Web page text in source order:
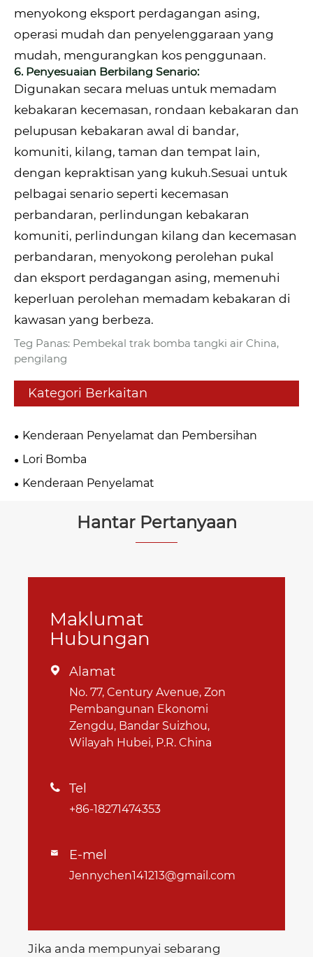
menyokong eksport perdagangan asing,
operasi mudah dan penyelenggaraan yang
mudah, mengurangkan kos penggunaan.
6. Penyesuaian Berbilang Senario:
Digunakan secara meluas untuk memadam
kebakaran kecemasan, rondaan kebakaran dan
pelupusan kebakaran awal di bandar,
komuniti, kilang, taman dan tempat lain,
dengan kepraktisan yang kukuh.Sesuai untuk
pelbagai senario seperti kecemasan
perbandaran, perlindungan kebakaran
komuniti, perlindungan kilang dan kecemasan
perbandaran, menyokong perolehan pukal
dan eksport perdagangan asing, memenuhi
keperluan perolehan memadam kebakaran di
kawasan yang berbeza.
Teg Panas: Pembekal trak bomba tangki air China,
pengilang
Kategori Berkaitan
Kenderaan Penyelamat dan Pembersihan
Lori Bomba
Kenderaan Penyelamat
Hantar Pertanyaan
Maklumat
Hubungan
 Alamat
No. 77, Century Avenue, Zon
Pembangunan Ekonomi
Zengdu, Bandar Suizhou,
Wilayah Hubei, P.R. China
 Tel
+86-18271474353
 E-mel
Jennychen141213@gmail.com
Jika anda mempunyai sebarang